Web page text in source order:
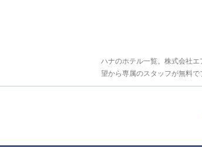
ハナのホテル一覧。株式会社
望から専属のスタッフが無料で